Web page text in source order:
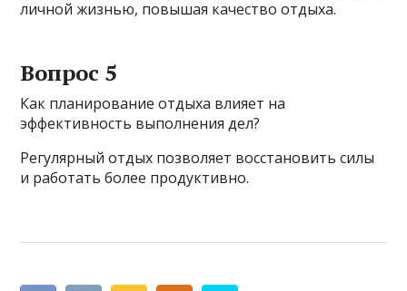
личной жизнью, повышая качество отдыха.
Вопрос 5
Как планирование отдыха влияет на
эффективность выполнения дел?
Регулярный отдых позволяет восстановить силы
и работать более продуктивно.